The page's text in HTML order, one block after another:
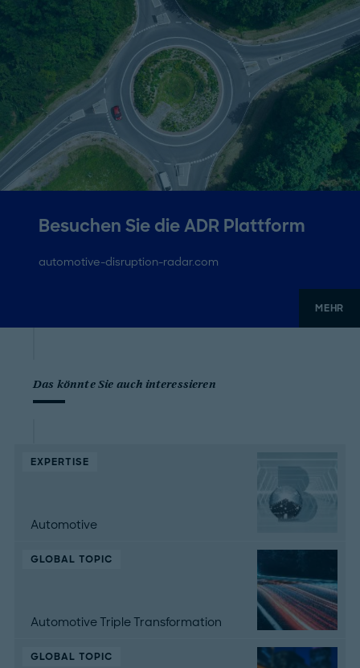
MEHR
Besuchen Sie die ADR Plattform
automotive-disruption-radar.com
Das könnte Sie auch interessieren
EXPERTISE
Automotive
GLOBAL TOPIC
Automotive Triple Transformation
GLOBAL TOPIC